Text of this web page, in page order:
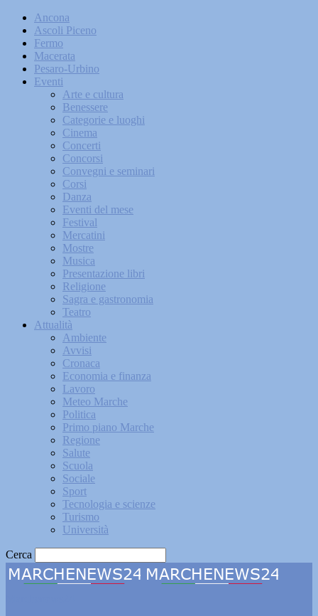
Ancona
Ascoli Piceno
Fermo
Macerata
Pesaro-Urbino
Eventi
Arte e cultura
Benessere
Categorie e luoghi
Cinema
Concerti
Concorsi
Convegni e seminari
Corsi
Danza
Eventi del mese
Festival
Mercatini
Mostre
Musica
Presentazione libri
Religione
Sagra e gastronomia
Teatro
Attualità
Ambiente
Avvisi
Cronaca
Economia e finanza
Lavoro
Meteo Marche
Politica
Primo piano Marche
Regione
Salute
Scuola
Sociale
Sport
Tecnologia e scienze
Turismo
Università
Cerca